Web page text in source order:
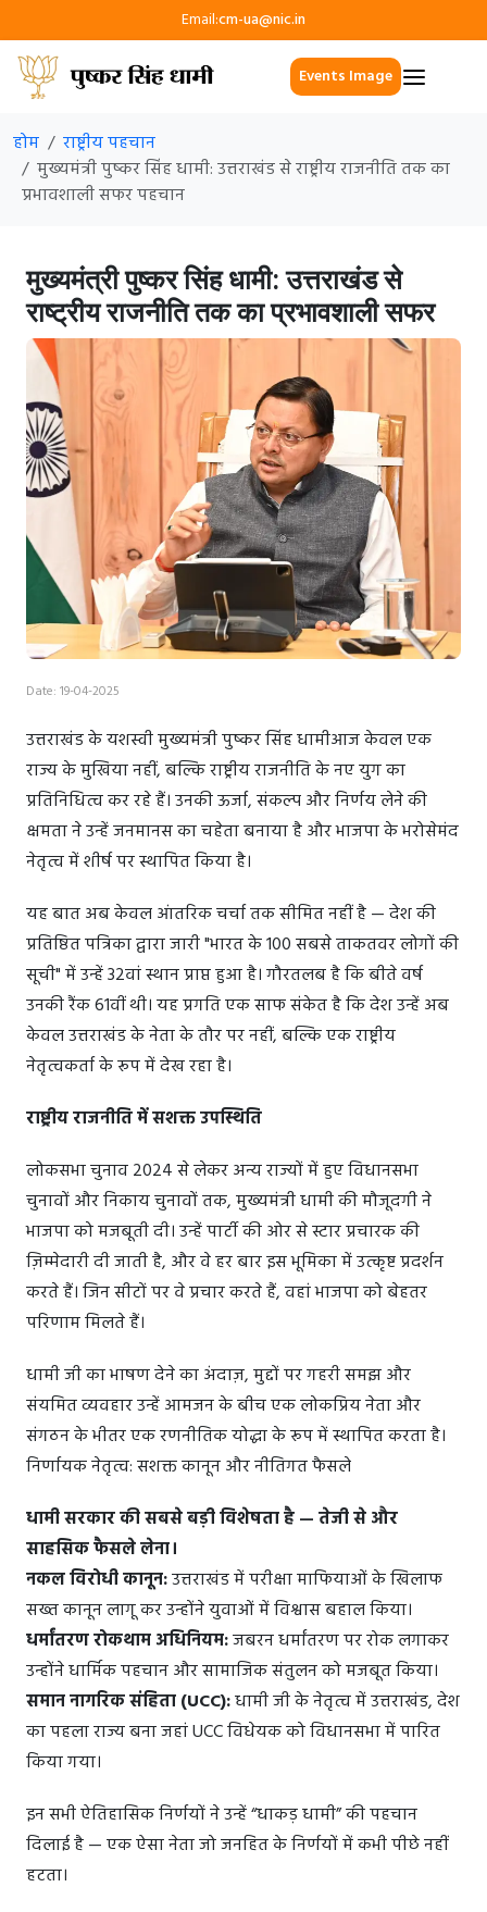
Email:cm-ua@nic.in
Events Image
होम
राष्ट्रीय पहचान
मुख्यमंत्री पुष्कर सिंह धामी: उत्तराखंड से राष्ट्रीय राजनीति तक का
प्रभावशाली सफर पहचान
मुख्यमंत्री पुष्कर सिंह धामी: उत्तराखंड से
राष्ट्रीय राजनीति तक का प्रभावशाली सफर
Date: 19-04-2025
उत्तराखंड के यशस्वी मुख्यमंत्री पुष्कर सिंह धामीआज केवल एक
राज्य के मुखिया नहीं, बल्कि राष्ट्रीय राजनीति के नए युग का
प्रतिनिधित्व कर रहे हैं। उनकी ऊर्जा, संकल्प और निर्णय लेने की
क्षमता ने उन्हें जनमानस का चहेता बनाया है और भाजपा के भरोसेमंद
नेतृत्व में शीर्ष पर स्थापित किया है।
यह बात अब केवल आंतरिक चर्चा तक सीमित नहीं है — देश की
प्रतिष्ठित पत्रिका द्वारा जारी "भारत के 100 सबसे ताकतवर लोगों की
सूची" में उन्हें 32वां स्थान प्राप्त हुआ है। गौरतलब है कि बीते वर्ष
उनकी रैंक 61वीं थी। यह प्रगति एक साफ संकेत है कि देश उन्हें अब
केवल उत्तराखंड के नेता के तौर पर नहीं, बल्कि एक राष्ट्रीय
नेतृत्वकर्ता के रूप में देख रहा है।
राष्ट्रीय राजनीति में सशक्त उपस्थिति
लोकसभा चुनाव 2024 से लेकर अन्य राज्यों में हुए विधानसभा
चुनावों और निकाय चुनावों तक, मुख्यमंत्री धामी की मौजूदगी ने
भाजपा को मजबूती दी। उन्हें पार्टी की ओर से स्टार प्रचारक की
ज़िम्मेदारी दी जाती है, और वे हर बार इस भूमिका में उत्कृष्ट प्रदर्शन
करते हैं। जिन सीटों पर वे प्रचार करते हैं, वहां भाजपा को बेहतर
परिणाम मिलते हैं।
धामी जी का भाषण देने का अंदाज़, मुद्दों पर गहरी समझ और
संयमित व्यवहार उन्हें आमजन के बीच एक लोकप्रिय नेता और
संगठन के भीतर एक रणनीतिक योद्धा के रूप में स्थापित करता है।
निर्णायक नेतृत्व: सशक्त कानून और नीतिगत फैसले
धामी सरकार की सबसे बड़ी विशेषता है — तेजी से और
साहसिक फैसले लेना।
नकल विरोधी कानून:उत्तराखंड में परीक्षा माफियाओं के खिलाफ
सख्त कानून लागू कर उन्होंने युवाओं में विश्वास बहाल किया।
धर्मांतरण रोकथाम अधिनियम:जबरन धर्मांतरण पर रोक लगाकर
उन्होंने धार्मिक पहचान और सामाजिक संतुलन को मजबूत किया।
समान नागरिक संहिता (UCC):धामी जी के नेतृत्व में उत्तराखंड, देश
का पहला राज्य बना जहां UCC विधेयक को विधानसभा में पारित
किया गया।
इन सभी ऐतिहासिक निर्णयों ने उन्हें “धाकड़ धामी” की पहचान
दिलाई है — एक ऐसा नेता जो जनहित के निर्णयों में कभी पीछे नहीं
हटता।